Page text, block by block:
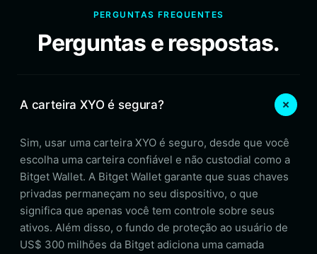
PERGUNTAS FREQUENTES
Perguntas e respostas.
A carteira XYO é segura?
Sim, usar uma carteira XYO é seguro, desde que você
escolha uma carteira confiável e não custodial como a
Bitget Wallet. A Bitget Wallet garante que suas chaves
privadas permaneçam no seu dispositivo, o que
significa que apenas você tem controle sobre seus
ativos. Além disso, o fundo de proteção ao usuário de
US$ 300 milhões da Bitget adiciona uma camada